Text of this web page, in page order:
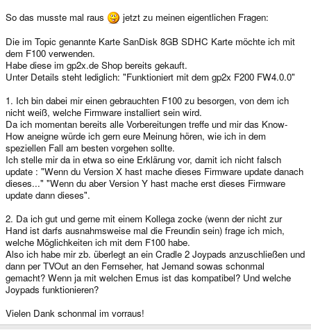
So das musste mal raus
jetzt zu meinen eigentlichen Fragen:
Die im Topic genannte Karte SanDisk 8GB SDHC Karte möchte ich mit
dem F100 verwenden.
Habe diese im gp2x.de Shop bereits gekauft.
Unter Details steht lediglich: "Funktioniert mit dem gp2x F200 FW4.0.0"
1. Ich bin dabei mir einen gebrauchten F100 zu besorgen, von dem ich
nicht weiß, welche Firmware installiert sein wird.
Da ich momentan bereits alle Vorbereitungen treffe und mir das Know-
How aneigne würde ich gern eure Meinung hören, wie ich in dem
speziellen Fall am besten vorgehen sollte.
Ich stelle mir da in etwa so eine Erklärung vor, damit ich nicht falsch
update : "Wenn du Version X hast mache dieses Firmware update danach
dieses..." "Wenn du aber Version Y hast mache erst dieses Firmware
update dann dieses".
2. Da ich gut und gerne mit einem Kollega zocke (wenn der nicht zur
Hand ist darfs ausnahmsweise mal die Freundin sein) frage ich mich,
welche Möglichkeiten ich mit dem F100 habe.
Also ich habe mir zb. überlegt an ein Cradle 2 Joypads anzuschließen und
dann per TVOut an den Fernseher, hat Jemand sowas schonmal
gemacht? Wenn ja mit welchen Emus ist das kompatibel? Und welche
Joypads funktionieren?
Vielen Dank schonmal im vorraus!